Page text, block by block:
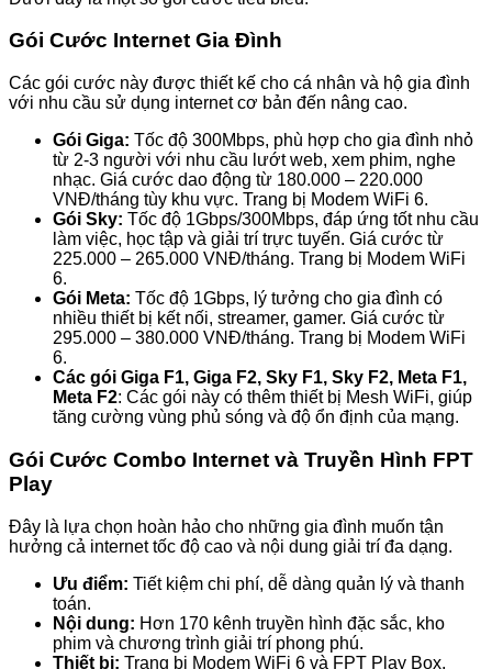
Gói Cước Internet Gia Đình
Các gói cước này được thiết kế cho cá nhân và hộ gia đình
với nhu cầu sử dụng internet cơ bản đến nâng cao.
Gói Giga: Tốc độ 300Mbps, phù hợp cho gia đình nhỏ
từ 2-3 người với nhu cầu lướt web, xem phim, nghe
nhạc. Giá cước dao động từ 180.000 – 220.000
VNĐ/tháng tùy khu vực. Trang bị Modem WiFi 6.
Gói Sky: Tốc độ 1Gbps/300Mbps, đáp ứng tốt nhu cầu
làm việc, học tập và giải trí trực tuyến. Giá cước từ
225.000 – 265.000 VNĐ/tháng. Trang bị Modem WiFi
6.
Gói Meta: Tốc độ 1Gbps, lý tưởng cho gia đình có
nhiều thiết bị kết nối, streamer, gamer. Giá cước từ
295.000 – 380.000 VNĐ/tháng. Trang bị Modem WiFi
6.
Các gói Giga F1, Giga F2, Sky F1, Sky F2, Meta F1,
Meta F2: Các gói này có thêm thiết bị Mesh WiFi, giúp
tăng cường vùng phủ sóng và độ ổn định của mạng.
Gói Cước Combo Internet và Truyền Hình FPT
Play
Đây là lựa chọn hoàn hảo cho những gia đình muốn tận
hưởng cả internet tốc độ cao và nội dung giải trí đa dạng.
Ưu điểm: Tiết kiệm chi phí, dễ dàng quản lý và thanh
toán.
Nội dung: Hơn 170 kênh truyền hình đặc sắc, kho
phim và chương trình giải trí phong phú.
Thiết bị: Trang bị Modem WiFi 6 và FPT Play Box,